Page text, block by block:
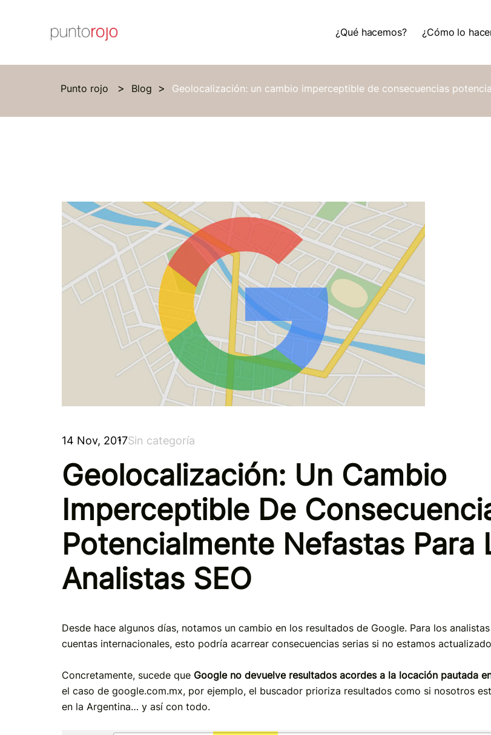
¿Qué hacemos?
¿Cómo lo
Punto rojo Blog Geolocalización: un cambio imperceptible de consecuencias
14 Nov, 2017Sin categoría
Geolocalización: Un Cambio
Imperceptible De
Potencialmente Nefastas Para
Analistas SEO
Desde hace algunos días, notamos un cambio en los resultados de Google. Para los
cuentas internacionales, esto podría acarrear consecuencias serias si no estamos
Concretamente, sucede que Google no devuelve resultados acordes a la locación pautada
el caso de google.com.mx, por ejemplo, el buscador prioriza resultados como si nosotros
en la Argentina… y así con todo.